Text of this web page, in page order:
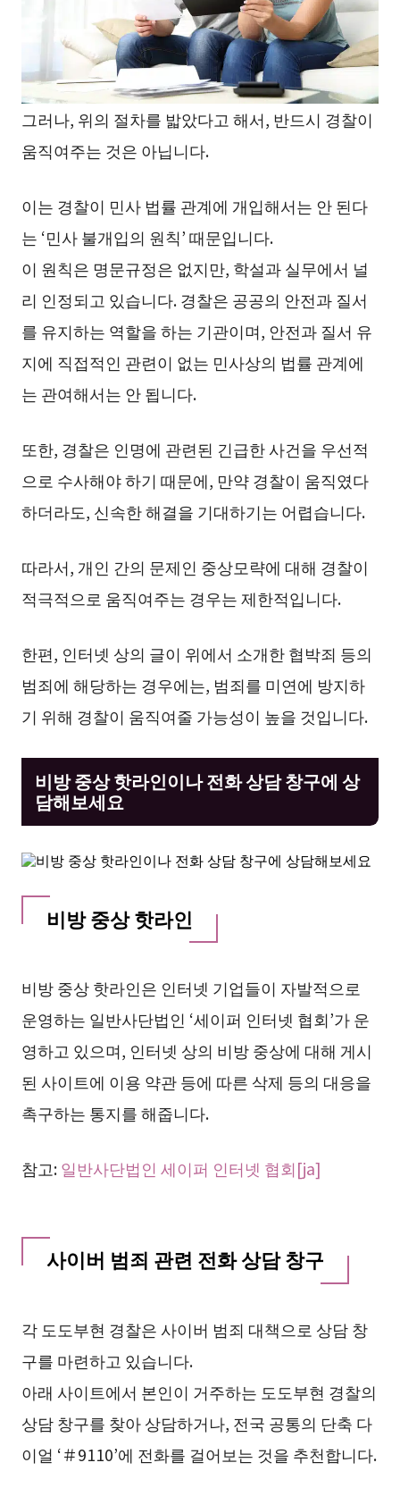
그러나, 위의 절차를 밟았다고 해서, 반드시 경찰이
움직여주는 것은 아닙니다.
이는 경찰이 민사 법률 관계에 개입해서는 안 된다
는 ‘민사 불개입의 원칙’ 때문입니다.
이 원칙은 명문규정은 없지만, 학설과 실무에서 널
리 인정되고 있습니다. 경찰은 공공의 안전과 질서
를 유지하는 역할을 하는 기관이며, 안전과 질서 유
지에 직접적인 관련이 없는 민사상의 법률 관계에
는 관여해서는 안 됩니다.
또한, 경찰은 인명에 관련된 긴급한 사건을 우선적
으로 수사해야 하기 때문에, 만약 경찰이 움직였다
하더라도, 신속한 해결을 기대하기는 어렵습니다.
따라서, 개인 간의 문제인 중상모략에 대해 경찰이
적극적으로 움직여주는 경우는 제한적입니다.
한편, 인터넷 상의 글이 위에서 소개한 협박죄 등의
범죄에 해당하는 경우에는, 범죄를 미연에 방지하
기 위해 경찰이 움직여줄 가능성이 높을 것입니다.
비방 중상 핫라인이나 전화 상담 창구에 상
담해보세요
비방 중상 핫라인
비방 중상 핫라인은 인터넷 기업들이 자발적으로
운영하는 일반사단법인 ‘세이퍼 인터넷 협회’가 운
영하고 있으며, 인터넷 상의 비방 중상에 대해 게시
된 사이트에 이용 약관 등에 따른 삭제 등의 대응을
촉구하는 통지를 해줍니다.
참고:일반사단법인 세이퍼 인터넷 협회[ja]
사이버 범죄 관련 전화 상담 창구
각 도도부현 경찰은 사이버 범죄 대책으로 상담 창
구를 마련하고 있습니다.
아래 사이트에서 본인이 거주하는 도도부현 경찰의
상담 창구를 찾아 상담하거나, 전국 공통의 단축 다
이얼 ‘＃9110’에 전화를 걸어보는 것을 추천합니다.